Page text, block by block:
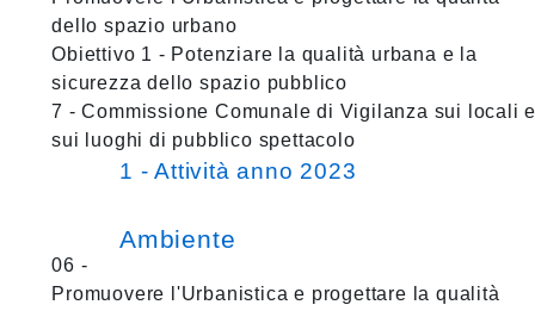
dello spazio urbano
Obiettivo 1 - Potenziare la qualità urbana e la
sicurezza dello spazio pubblico
7 - Commissione Comunale di Vigilanza sui locali
sui luoghi di pubblico spettacolo
1 - Attività anno 2023
Ambiente
06 -
Promuovere l'Urbanistica e progettare la qualità